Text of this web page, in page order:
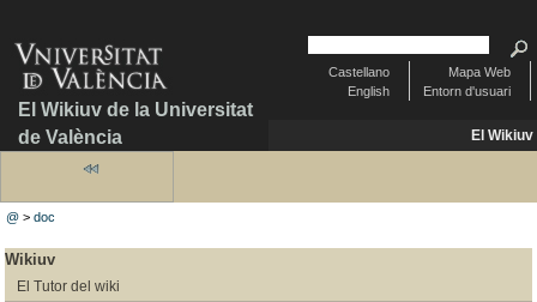
El Wikiuv de la Universitat
de València
Mapa Web
Entorn d'usuari
Castellano
English
El Wikiuv
@ >doc
Wikiuv
El Tutor del wiki